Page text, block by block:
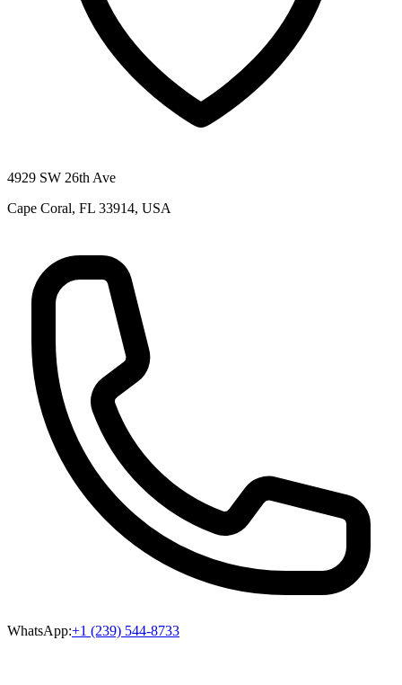
4929 SW 26th Ave
Cape Coral, FL 33914, USA
WhatsApp:+1 (239) 544-8733